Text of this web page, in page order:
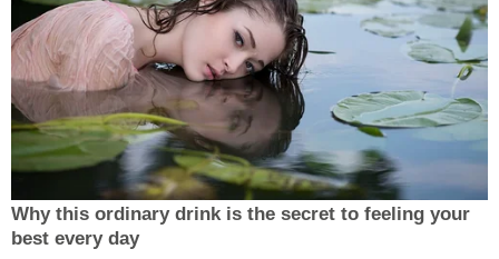
Why this ordinary drink is the secret to feeling your
best every day